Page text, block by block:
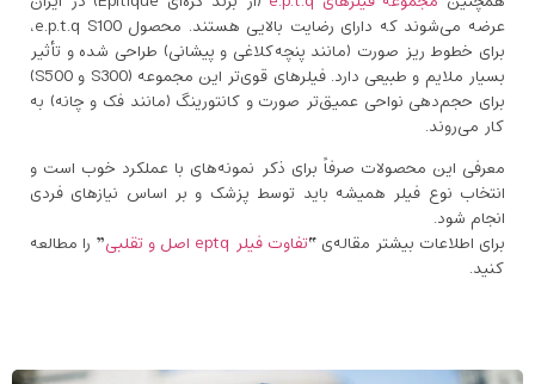
عرضه می‌شوند که دارای رضایت بالایی هستند. محصول e.p.t.q S100،
برای خطوط ریز صورت (مانند پنچه‌کلاغی و پیشانی) طراحی شده و تأثیر
بسیار ملایم و طبیعی دارد. فیلرهای قوی‌تر این مجموعه (S300 و S500)
برای حجم‌دهی نواحی عمیق‌تر صورت و کانتورینگ (مانند فک و چانه) به
کار می‌روند.
معرفی این محصولات صرفاً برای ذکر نمونه‌های با عملکرد خوب است و
انتخاب نوع فیلر همیشه باید توسط پزشک و بر اساس نیازهای فردی
انجام شود.
برای اطلاعات بیشتر مقاله‌ی “تفاوت فیلر eptq اصل و تقلبی
” را مطالعه
کنید.